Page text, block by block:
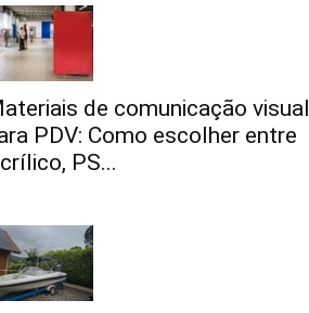
de comunicação visual
PDV: Como escolher entre
PS...